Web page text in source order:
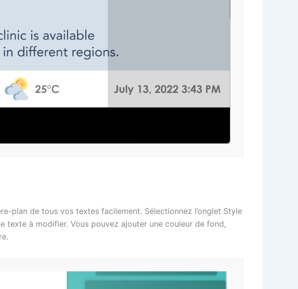
plan de tous vos textes facilement. Sélectionnez l’onglet Style
texte à modifier. Vous pouvez ajouter une couleur de fond,